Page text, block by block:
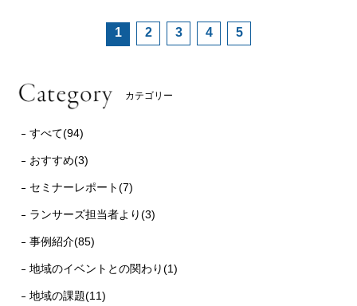
1 2 3 4 5
カテゴリー
すべて(94)
おすすめ(3)
セミナーレポート(7)
ランサーズ担当者より(3)
事例紹介(85)
地域のイベントとの関わり(1)
地域の課題(11)